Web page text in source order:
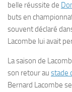
belle réussite de
buts en
souvent déclaré
Lacombe lui avait
La saison de
son retour au stade
Bernard Lacombe